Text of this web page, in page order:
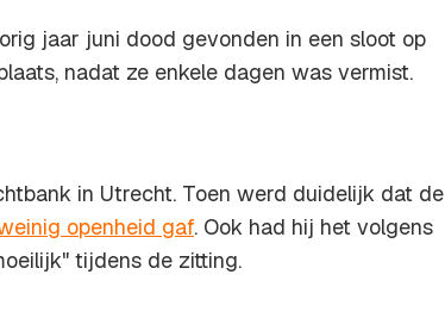
jaar juni dood gevonden in een sloot op
nadat ze enkele dagen was vermist.
in Utrecht. Toen werd duidelijk dat de
openheid gaf. Ook had hij het volgens
tijdens de zitting.